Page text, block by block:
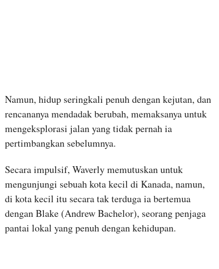
Namun, hidup seringkali penuh dengan kejutan, dan
rencananya mendadak berubah, memaksanya untuk
mengeksplorasi jalan yang tidak pernah ia
pertimbangkan sebelumnya.
Secara impulsif, Waverly memutuskan untuk
mengunjungi sebuah kota kecil di Kanada, namun,
di kota kecil itu secara tak terduga ia bertemua
dengan Blake (Andrew Bachelor), seorang penjaga
pantai lokal yang penuh dengan kehidupan.